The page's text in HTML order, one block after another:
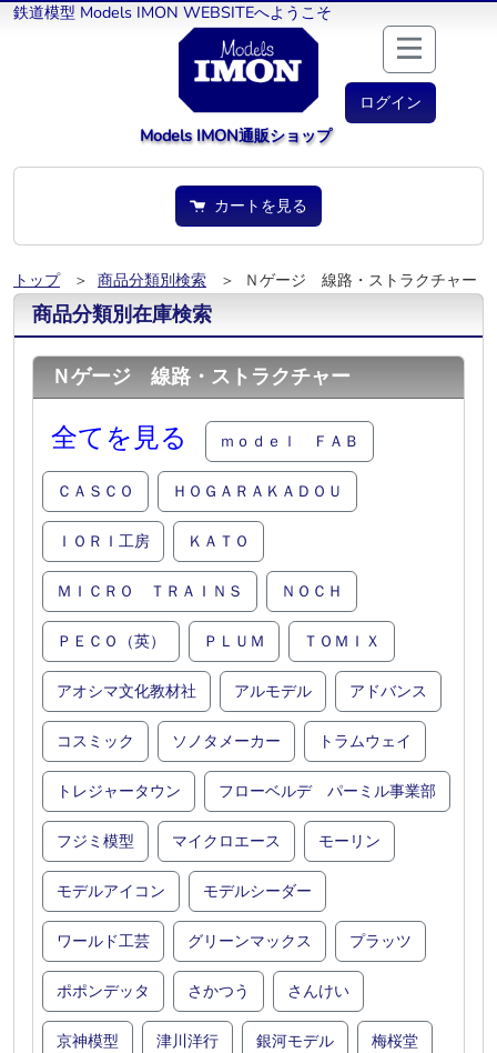
鉄道模型 Models IMON WEBSITEへようこそ
ログイン
Models IMON通販ショップ
カートを見る
トップ ＞ 商品分類別検索 ＞ Ｎゲージ 線路・ストラクチャー
商品分類別在庫検索
Ｎゲージ 線路・ストラクチャー
全てを見る ｍｏｄｅｌ ＦＡＢ
ＣＡＳＣＯ ＨＯＧＡＲＡＫＡＤＯＵ
ＩＯＲＩ工房 ＫＡＴＯ
ＭＩＣＲＯ ＴＲＡＩＮＳ ＮＯＣＨ
ＰＥＣＯ（英） ＰＬＵＭ ＴＯＭＩＸ
アオシマ文化教材社 アルモデル アドバンス
コスミック ソノタメーカー トラムウェイ
トレジャータウン フローベルデ パーミル事業部
フジミ模型 マイクロエース モーリン
モデルアイコン モデルシーダー
ワールド工芸 グリーンマックス プラッツ
ポポンデッタ さかつう さんけい
京神模型 津川洋行 銀河モデル 梅桜堂